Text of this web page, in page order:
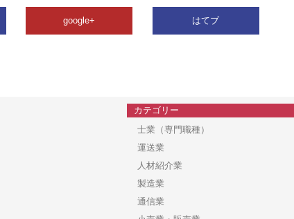
google+ はてブ
カテゴリー
士業（専門職種）
運送業
人材紹介業
製造業
通信業